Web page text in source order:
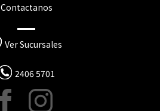
Contactanos
Ver Sucursales
2406 5701